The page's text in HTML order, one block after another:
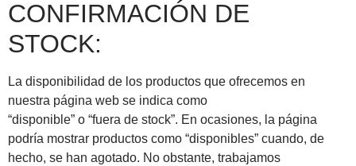
CONFIRMACIÓN DE
STOCK:
La disponibilidad de los productos que ofrecemos en
nuestra página web se indica como
“disponible” o “fuera de stock”. En ocasiones, la página
podría mostrar productos como “disponibles” cuando, de
hecho, se han agotado. No obstante, trabajamos